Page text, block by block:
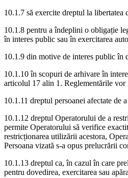
10.1.7 să exercite dreptul la libertatea
10.1.8 pentru a îndeplini o obligație
în interes public sau în exercitarea
10.1.9 din motive de interes public în
10.1.10 în scopuri de arhivare în
articolul 17 alin 1. Reglementările vor
10.1.11 dreptul persoanei afectate de
10.1.12 dreptul Operatorului de a
permite Operatorului să verifice
restricționarea utilizării acestora,
Persoana vizată s-a opus prelucrării
10.1.13 dreptul ca, în cazul în care
pentru dovedirea, exercitarea sau